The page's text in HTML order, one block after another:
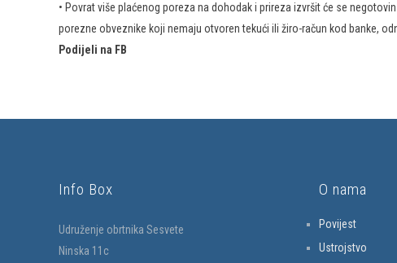
• Povrat više plaćenog poreza na dohodak i prireza izvršit će se
porezne obveznike koji nemaju otvoren tekući ili žiro-račun kod banke,
Podijeli na FB
Info Box
Udruženje obrtnika Sesvete
Ninska 11c
O nama
Povijest
Ustrojstvo